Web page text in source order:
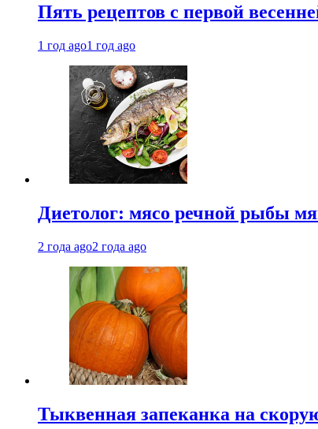
Пять рецептов с первой
1 год ago1 год ago
Диетолог: мясо речной рыбы
2 года ago2 года ago
Тыквенная запеканка на